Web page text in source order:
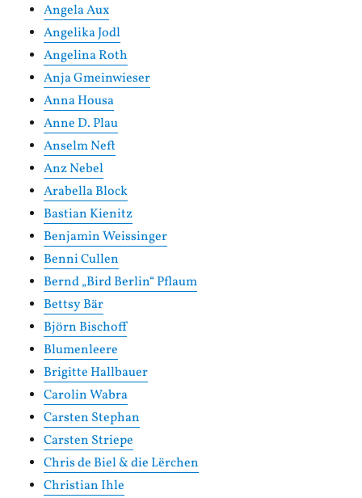
Angela Aux
Angelika Jodl
Angelina Roth
Anja Gmeinwieser
Anna Housa
Anne D. Plau
Anselm Neft
Anz Nebel
Arabella Block
Bastian Kienitz
Benjamin Weissinger
Benni Cullen
Bernd „Bird Berlin“ Pflaum
Bettsy Bär
Björn Bischoff
Blumenleere
Brigitte Hallbauer
Carolin Wabra
Carsten Stephan
Carsten Striepe
Chris de Biel & die Lërchen
Christian Ihle